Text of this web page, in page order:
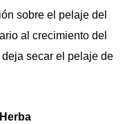
sobre el pelaje del
al crecimiento del
secar el pelaje de